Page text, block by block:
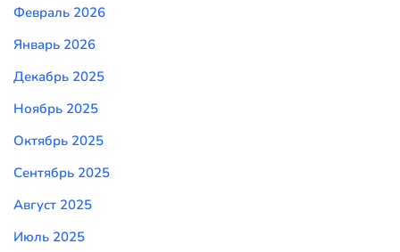
Февраль 2026
Январь 2026
Декабрь 2025
Ноябрь 2025
Октябрь 2025
Сентябрь 2025
Август 2025
Июль 2025